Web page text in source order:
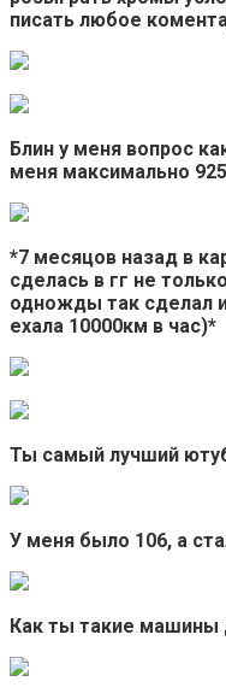
писать любое
Блин у меня вопрос
меня максимально 925
*7 месяцов назад в
сделась в гг не
одножды так сделал
ехала 10000км в час)*
Ты самый лучший
У меня было 106, а
Как ты такие машины